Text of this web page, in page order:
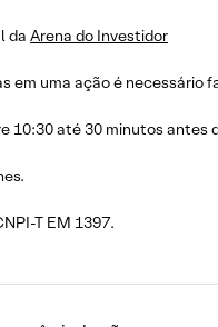
da Arena do Investidor
em uma ação é necessário
10:30 até 30 minutos antes
T EM 1397.